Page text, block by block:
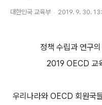
대한민국 교육부 2019. 9. 30.
정책 수립과 연구
2019 OECD 교
우리나라와 OECD 회원국